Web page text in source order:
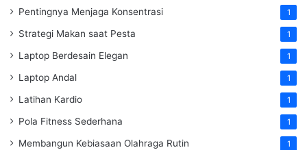
Pentingnya Menjaga Konsentrasi 1
Strategi Makan saat Pesta 1
Laptop Berdesain Elegan 1
Laptop Andal 1
Latihan Kardio 1
Pola Fitness Sederhana 1
Membangun Kebiasaan Olahraga Rutin 1